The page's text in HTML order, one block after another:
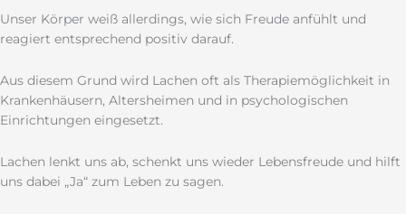
Unser Körper weiß allerdings, wie sich Freude anfühlt und
reagiert entsprechend positiv darauf.
Aus diesem Grund wird Lachen oft als Therapiemöglichkeit in
Krankenhäusern, Altersheimen und in psychologischen
Einrichtungen eingesetzt.
Lachen lenkt uns ab, schenkt uns wieder Lebensfreude und hilft
uns dabei „Ja“ zum Leben zu sagen.